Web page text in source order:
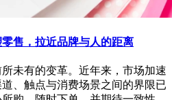
售，拉近品牌与人的距离
未有的变革。近年来，市场加速
、触点与消费场景之间的界限已